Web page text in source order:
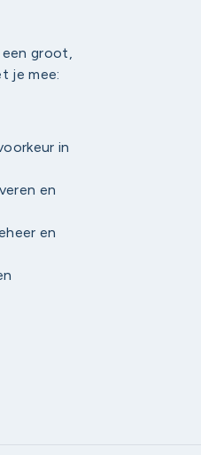
een groot,
je mee:
in
en
en